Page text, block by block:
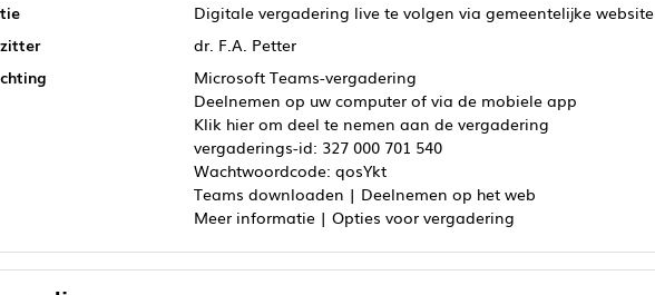
Digitale vergadering live te volgen via gemeentelijke website
dr. F.A. Petter
Microsoft Teams-vergadering
Deelnemen op uw computer of via de mobiele app
Klik hier om deel te nemen aan de vergadering
vergaderings-id: 327 000 701 540
Wachtwoordcode: qosYkt
Teams downloaden | Deelnemen op het web
Meer informatie | Opties voor vergadering